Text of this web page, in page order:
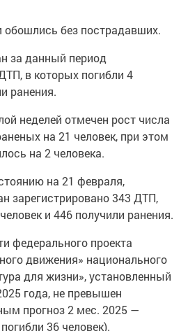
обошлись без пострадавших.
за данный период
в которых погибли 4
ранения.
неделей отмечен рост числа
на 21 человек, при этом
на 2 человека.
на 21 февраля,
зарегистрировано 343 ДТП,
и 446 получили ранения.
федерального проекта
движения» национального
для жизни», установленный
года, не превышен
прогноз 2 мес. 2025 —
36 человек).